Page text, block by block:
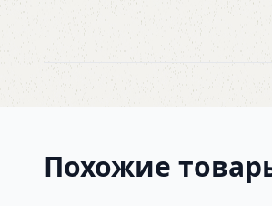
Похожие